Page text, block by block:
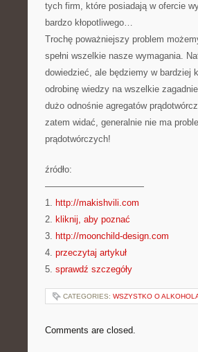
tych firm, które posiadają w ofercie
bardzo kłopotliwego…
Trochę poważniejszy problem
spełni wszelkie nasze wymagania.
dowiedzieć, ale będziemy w bardziej
odrobinę wiedzy na wszelkie
dużo odnośnie agregatów
zatem widać, generalnie nie ma
prądotwórczych!
źródło:
———————————
1. http://makishvili.com
2. kliknij, aby poznać
3. http://moonchild-design.com
4. przeczytaj artykuł
5. sprawdź szczegóły
CATEGORIES: WSZYSTKO O
Comments are closed.